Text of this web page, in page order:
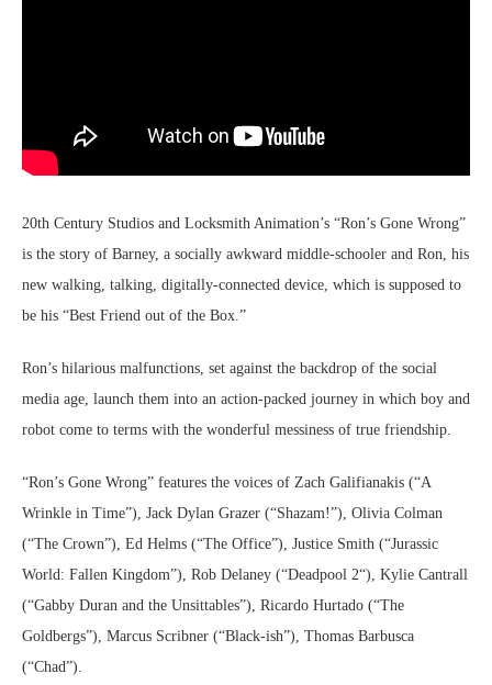
20th Century Studios and Locksmith Animation’s “Ron’s Gone Wrong”
is the story of Barney, a socially awkward middle-schooler and Ron, his
new walking, talking, digitally-connected device, which is supposed to
be his “Best Friend out of the Box.”
Ron’s hilarious malfunctions, set against the backdrop of the social
media age, launch them into an action-packed journey in which boy and
robot come to terms with the wonderful messiness of true friendship.
“Ron’s Gone Wrong” features the voices of Zach Galifianakis (“A
Wrinkle in Time”), Jack Dylan Grazer (“Shazam!”), Olivia Colman
(“The Crown”), Ed Helms (“The Office”), Justice Smith (“Jurassic
World: Fallen Kingdom”), Rob Delaney (“Deadpool 2“), Kylie Cantrall
(“Gabby Duran and the Unsittables”), Ricardo Hurtado (“The
Goldbergs”), Marcus Scribner (“Black-ish”), Thomas Barbusca
(“Chad”).